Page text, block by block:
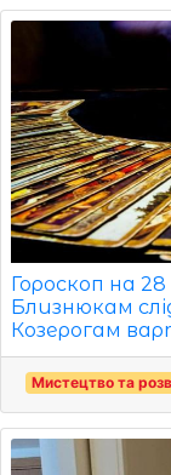
Гороскоп на
Близнюкам
Козерогам
Мистецтво та